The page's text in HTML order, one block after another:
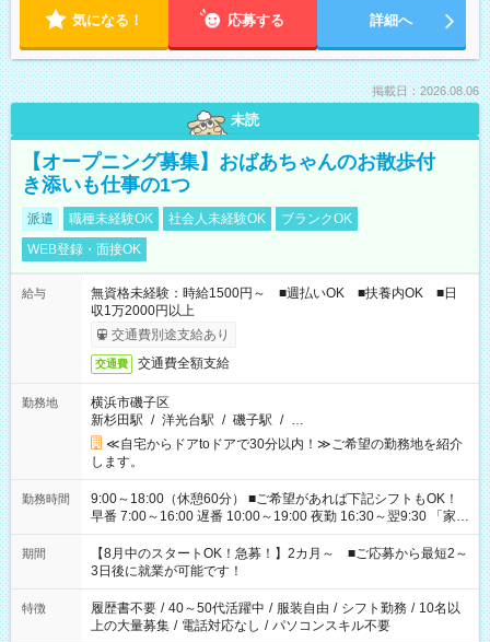
気になる！ 応募する 詳細へ
掲載日：2026.08.06
未読
【オープニング募集】おばあちゃんのお散歩付
き添いも仕事の1つ
派遣 職種未経験OK 社会人未経験OK
ブランクOK
WEB登録・面接OK
給与
無資格未経験：時給1500円～ ■週払いOK ■扶養内OK ■日
収1万2000円以上
交通費別途支給あり
交通費 交通費全額支給
勤務地
横浜市磯子区
新杉田駅 / 洋光台駅 / 磯子駅 / …
≪自宅からドアtoドアで30分以内！≫ご希望の勤務地を紹介
します。
勤務時間
9:00～18:00（休憩60分） ■ご希望があれば下記シフトもOK！
早番 7:00～16:00 遅番 10:00～19:00 夜勤 16:30～翌9:30 「家族
と休みを合わせたい」 「余裕を持って夕飯の準備がしたい」
「できれば残業はしたくない」 など、ご希望を教えてください
ね。 ※Wワーク希望の方へ 今ご覧のお仕事で希望する勤務時間
と、もう1つのお仕事の勤務時間。 合計で週40時間を超える場
合は応募できません。
期間
【8月中のスタートOK！急募！】2カ月～ ■ご応募から最短2～
3日後に就業が可能です！
特徴 履歴書不要 / 40～50代活躍中 / 服装自由 / シフト勤務 / 10名以
上の大量募集 / 電話対応なし / パソコンスキル不要